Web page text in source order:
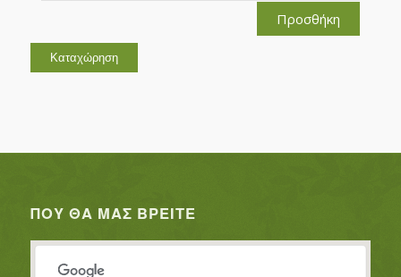
Προσθήκη
ΠΟΥ ΘΑ ΜΑΣ ΒΡΕΊΤΕ